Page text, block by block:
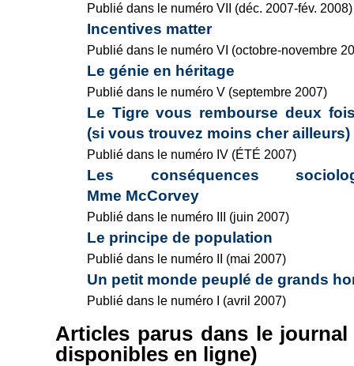
Publié dans le numéro VII (déc. 2007-fév. 2008)
Incentives matter
Publié dans le numéro VI (octobre-novembre
Le génie en héritage
Publié dans le numéro V (septembre 2007)
Le Tigre vous rembourse deux
(si vous trouvez moins cher ailleurs)
Publié dans le numéro IV (ÉTÉ 2007)
Les conséquences
Mme McCorvey
Publié dans le numéro III (juin 2007)
Le principe de population
Publié dans le numéro II (mai 2007)
Un petit monde peuplé de grands
Publié dans le numéro I (avril 2007)
Articles parus dans le
disponibles en ligne)